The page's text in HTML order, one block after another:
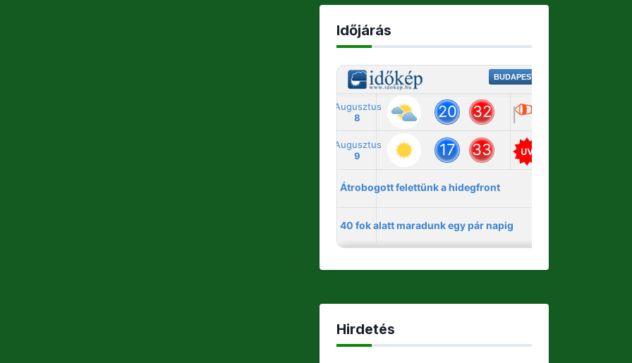
Időjárás
Hirdetés